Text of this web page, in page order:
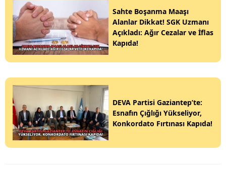
Sahte Boşanma Maaşı
Alanlar Dikkat! SGK Uzmanı
Açıkladı: Ağır Cezalar ve İflas
Kapıda!
DEVA Partisi Gaziantep’te:
Esnafın Çığlığı Yükseliyor,
Konkordato Fırtınası Kapıda!